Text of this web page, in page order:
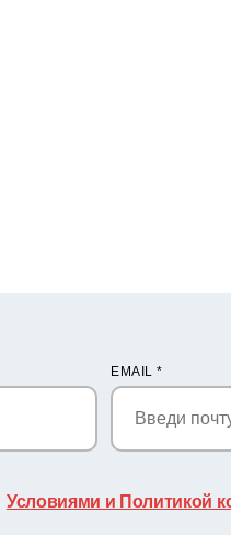
EMAIL*
Условиями и Политикой